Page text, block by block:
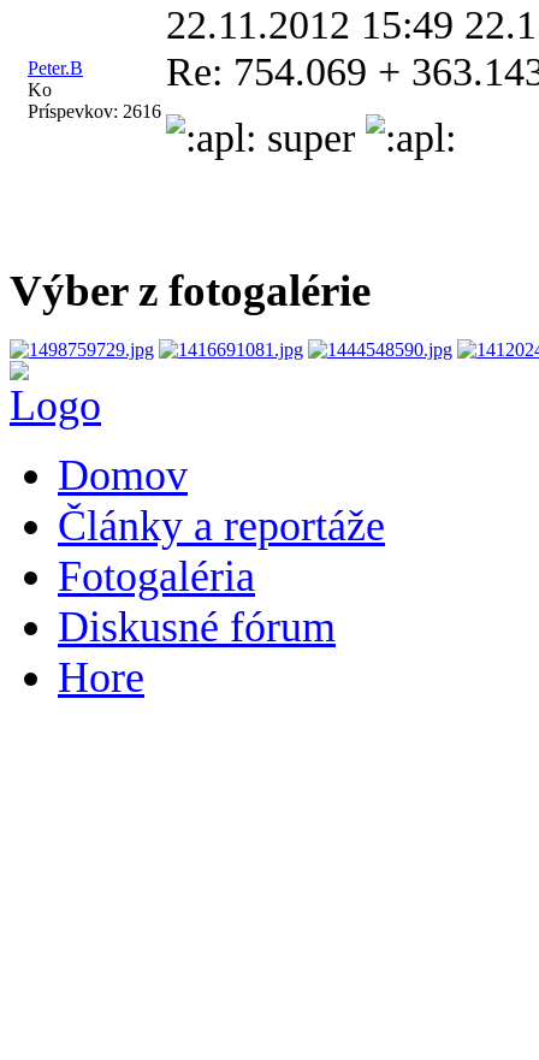
Peter.B
Ko
Príspevkov: 2616
22.11.2012 15:49
Re: 754.069 +
super
Výber z fotogalérie
Domov
Články a reportáže
Fotogaléria
Diskusné fórum
Hore